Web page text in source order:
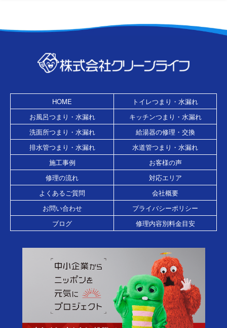
HOME
トイレつまり・水漏れ
お風呂つまり・水漏れ
キッチンつまり・水漏れ
洗面所つまり・水漏れ
給湯器の修理・交換
排水管つまり・水漏れ
水道管つまり・水漏れ
施工事例
お客様の声
修理の流れ
対応エリア
よくあるご質問
会社概要
お問い合わせ
プライバシーポリシー
ブログ
修理内容別料金目安